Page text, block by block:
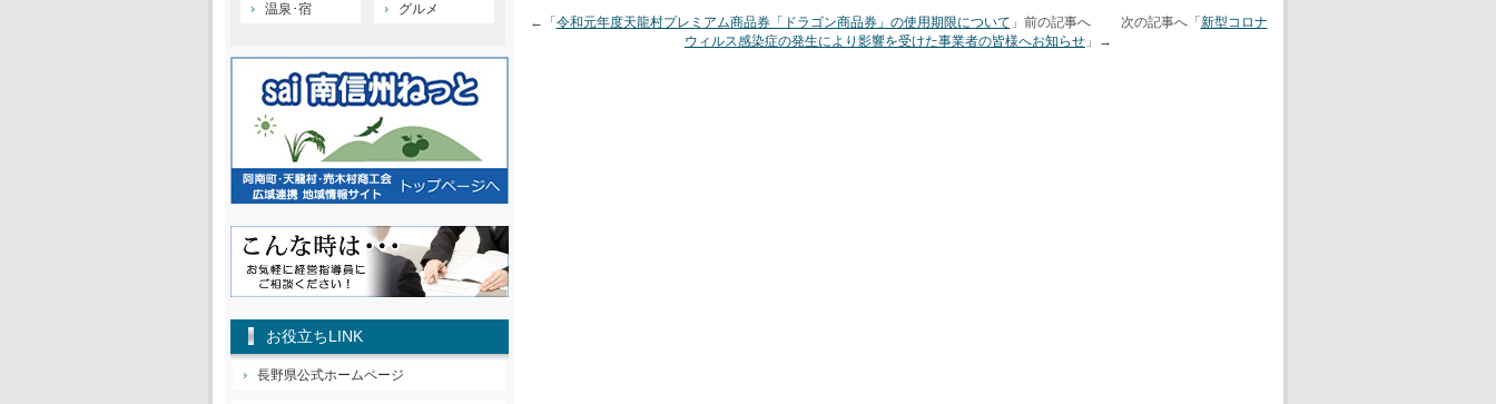
←「 令和元年度天龍村プレミアム商品券「ドラゴン商品券」の使用期限について 」前の記事へ 次の記事へ「 新型コロナ
ウィルス感染症の発生により影響を受けた事業者の皆様へお知らせ 」→
温泉･宿 グルメ
お役立ちLINK
長野県公式ホームページ